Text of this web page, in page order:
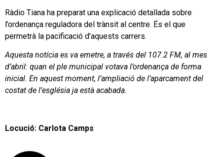
Ràdio Tiana ha preparat una explicació detallada sobre
l’ordenança reguladora del trànsit al centre. És el que
permetrà la pacificació d’aquests carrers.
Aquesta notícia es va emetre, a través del 107.2 FM, al mes
d’abril: quan el ple municipal votava l’ordenança de forma
inicial. En aquest moment, l’ampliació de l’aparcament del
costat de l’església ja està acabada.
Locució: Carlota Camps